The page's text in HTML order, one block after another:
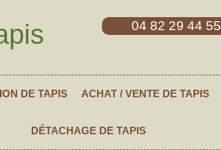
04 82 29 44 55
DE TAPIS ACHAT / VENTE DE TAPIS
DÉTACHAGE DE TAPIS